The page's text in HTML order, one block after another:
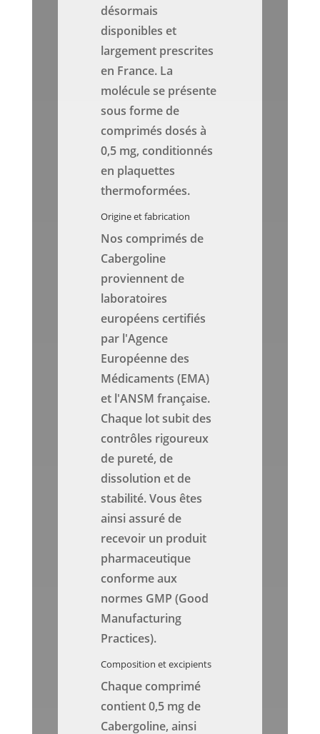
désormais
disponibles et
largement prescrites
en France. La
molécule se présente
sous forme de
comprimés dosés à
0,5 mg, conditionnés
en plaquettes
thermoformées.
Origine et fabrication
Nos comprimés de
Cabergoline
proviennent de
laboratoires
européens certifiés
par l'Agence
Européenne des
Médicaments (EMA)
et l'ANSM française.
Chaque lot subit des
contrôles rigoureux
de pureté, de
dissolution et de
stabilité. Vous êtes
ainsi assuré de
recevoir un produit
pharmaceutique
conforme aux
normes GMP (Good
Manufacturing
Practices).
Composition et excipients
Chaque comprimé
contient 0,5 mg de
Cabergoline, ainsi